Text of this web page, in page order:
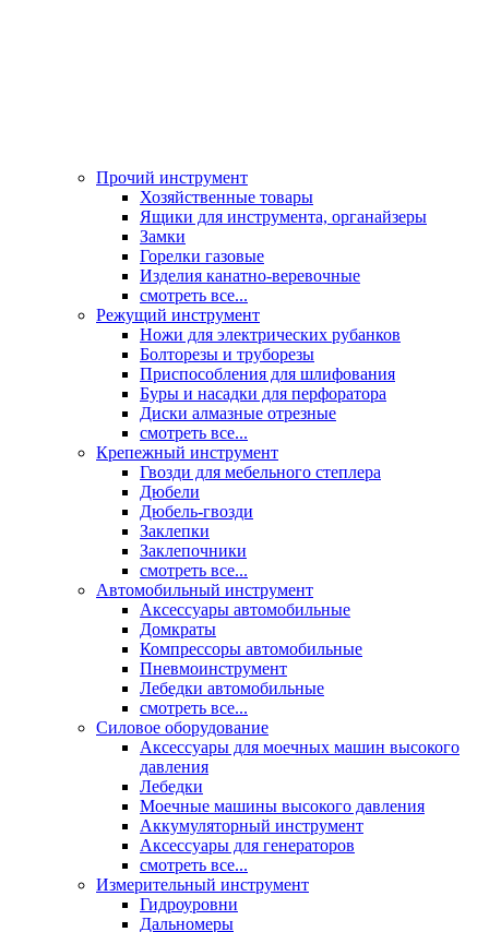
Прочий инструмент
Хозяйственные товары
Ящики для инструмента, органайзеры
Замки
Горелки газовые
Изделия канатно-веревочные
смотреть все...
Режущий инструмент
Ножи для электрических рубанков
Болторезы и труборезы
Приспособления для шлифования
Буры и насадки для перфоратора
Диски алмазные отрезные
смотреть все...
Крепежный инструмент
Гвозди для мебельного степлера
Дюбели
Дюбель-гвозди
Заклепки
Заклепочники
смотреть все...
Автомобильный инструмент
Аксессуары автомобильные
Домкраты
Компрессоры автомобильные
Пневмоинструмент
Лебедки автомобильные
смотреть все...
Силовое оборудование
Аксессуары для моечных машин высокого
давления
Лебедки
Моечные машины высокого давления
Аккумуляторный инструмент
Аксессуары для генераторов
смотреть все...
Измерительный инструмент
Гидроуровни
Дальномеры